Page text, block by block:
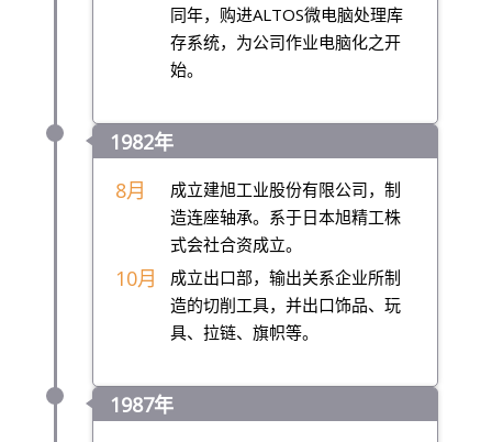
同年，购进ALTOS微电脑处理库
存系统，为公司作业电脑化之开
始。
1982年
8月
成立建旭工业股份有限公司，制
造连座轴承。系于日本旭精工株
式会社合资成立。
10月
成立出口部，输出关系企业所制
造的切削工具，并出口饰品、玩
具、拉链、旗帜等。
1987年